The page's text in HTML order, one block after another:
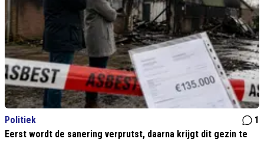
Politiek
1
Eerst wordt de sanering verprutst, daarna krijgt dit gezin te